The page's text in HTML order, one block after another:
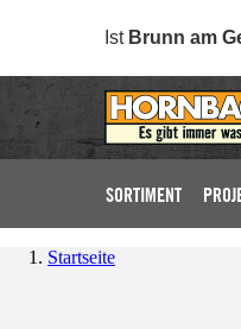
Ist Brunn am
SORTIMENT
Startseite